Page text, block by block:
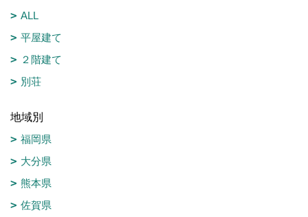
ALL
平屋建て
２階建て
別荘
地域別
福岡県
大分県
熊本県
佐賀県